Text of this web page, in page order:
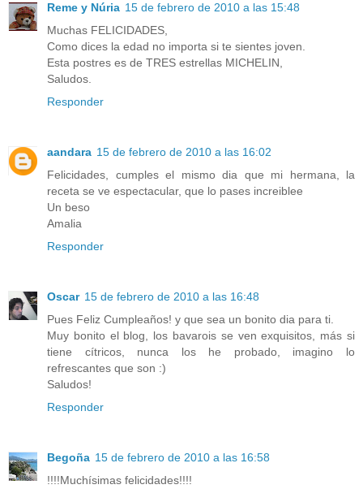
Reme y Núria 15 de febrero de 2010 a las 15:48
Muchas FELICIDADES,
Como dices la edad no importa si te sientes joven.
Esta postres es de TRES estrellas MICHELIN,
Saludos.
Responder
aandara 15 de febrero de 2010 a las 16:02
Felicidades, cumples el mismo dia que mi hermana, la
receta se ve espectacular, que lo pases increiblee
Un beso
Amalia
Responder
Oscar 15 de febrero de 2010 a las 16:48
Pues Feliz Cumpleaños! y que sea un bonito dia para ti.
Muy bonito el blog, los bavarois se ven exquisitos, más si
tiene cítricos, nunca los he probado, imagino lo
refrescantes que son :)
Saludos!
Responder
Begoña 15 de febrero de 2010 a las 16:58
!!!!Muchísimas felicidades!!!!